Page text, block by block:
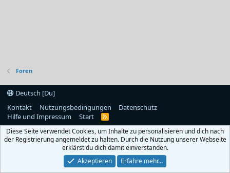
Foren
Deutsch [Du]
Kontakt
Nutzungsbedingungen
Datenschutz
Hilfe und Impressum
Start
R
S
Diese Seite verwendet Cookies, um Inhalte zu personalisieren und dich nach
der Registrierung angemeldet zu halten. Durch die Nutzung unserer Webseite
erklärst du dich damit einverstanden.
Akzeptieren
Erfahre mehr…